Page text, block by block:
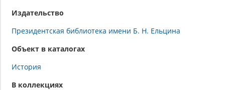
Издательство
Президентская библиотека имени Б. Н. Ельцина
Объект в каталогах
История
В коллекциях